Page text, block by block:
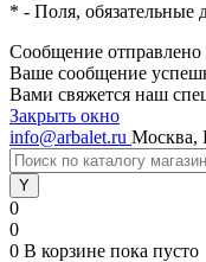
* - Поля, обязательные
Сообщение отправлено
Ваше сообщение
Вами свяжется наш
Закрыть окно
info@arbalet.ru Москва,
0
0
0 В корзине пока пусто